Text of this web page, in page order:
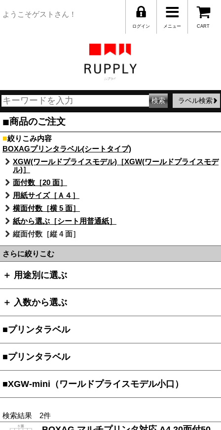
ようこそゲストさん！
CART
メニュー
ログイン
ラベル検索
■商品のご注文
■絞りこみ内容
BOXAGプリンタラベル(シートタイプ)
XGW(ワールドプライスモデル)［XGW(ワールドプライスモデ
ル)］
面付数［20 面］
用紙サイズ［Ａ４］
横面付数［横 5 面］
紙から選ぶ［シート用普通紙］
縦面付数［縦 4 面］
さらに絞りこむ
＋ 用途別に選ぶ
＋ 入数から選ぶ
■プリンタラベル
■プリンタラベル
■XGW-mini（ワールドプライスモデル小口）
検索結果 2件